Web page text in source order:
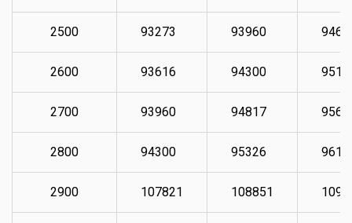
2500 93273 93960
2600 93616 94300
2700 93960 94817
2800 94300 95326
2900 107821 108851